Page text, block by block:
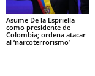
Asume De la Espriella
como presidente de
Colombia; ordena atacar
al ‘narcoterrorismo’